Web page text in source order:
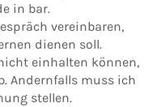
in bar.
vereinbaren,
dienen soll.
einhalten können,
Andernfalls muss ich
stellen.